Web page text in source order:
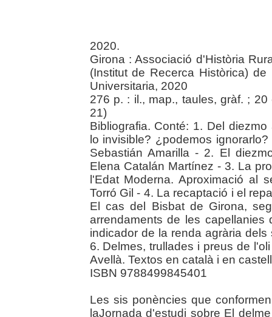
2020.
Girona : Associació d'Història
(Institut de Recerca Històrica)
Universitaria, 2020
276 p. : il., map., taules, gràf. ; 20
21)
Bibliografia. Conté: 1. Del
lo invisible? ¿podemos
Sebastián Amarilla - 2. El
Elena Catalán Martínez - 3. La
l'Edat Moderna. Aproximació al
Torró Gil - 4. La recaptació i el
El cas del Bisbat de Girona,
arrendaments de les
indicador de la renda agrària
6. Delmes, trullades i preus de
Avellà. Textos en català i en
ISBN 9788499845401
Les sis ponències que
laJornada d'estudi sobre El